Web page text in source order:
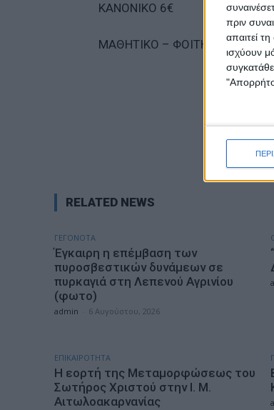
πριν
απαιτεί
ισχύουν
ΚΑΝΟΝΙΚΟ 6€
ΜΑΘΗΤΙΚΟ – ΦΟΙΤΗΤΙΚΟ –
RELATED NEWS
ΓΕΓΟΝΟΤΑ
Έγκαιρη η επέμβαση των
πυροσβεστικών δυνάμεων σε
πυρκαγιά στη Λεπενού Αγρινίου
(φωτο)
admin 6 Αυγούστου, 2026
ΕΠΙΚΑΙΡΟΤΗΤΑ
Η εορτή της Μεταμορφώσεως του
Σωτήρος Χριστού στην Ι. Μ.
Αιτωλοακαρνανίας